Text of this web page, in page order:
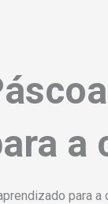
a
para a